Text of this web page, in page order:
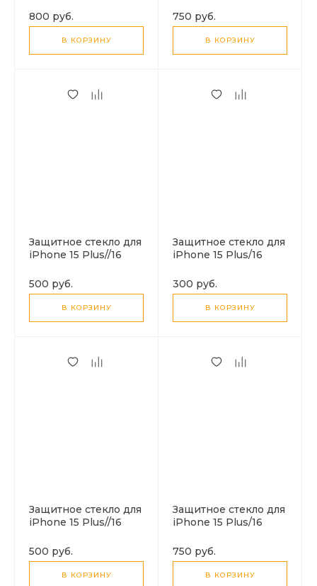
Privacy Nano 3D full
screen edges, черное
800 руб.
В КОРЗИНУ
3D full screen HD
tempered glass,
черное
750 руб.
В КОРЗИНУ
Защитное стекло для
iPhone 15 Plus//16
Guardian shield series
full-screen anti-spy,
черное
500 руб.
В КОРЗИНУ
Защитное стекло для
iPhone 15 Plus/16
Guardian shield series
full-screen HD
tempered glass,
черное
300 руб.
В КОРЗИНУ
Защитное стекло для
iPhone 15 Plus//16
Guardian shield series
full-screen, черное
500 руб.
В КОРЗИНУ
Защитное стекло для
iPhone 15 Plus/16
attach full screen silk
screen HD tempered
glass, черное
750 руб.
В КОРЗИНУ